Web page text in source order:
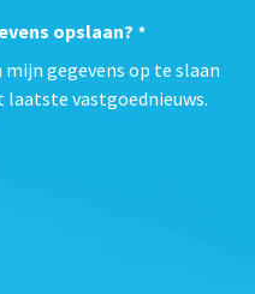
opslaan? *
gegevens op te slaan
vastgoednieuws.